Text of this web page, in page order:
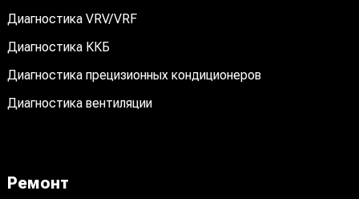
Диагностика VRV/VRF
Диагностика ККБ
Диагностика прецизионных кондиционеров
Диагностика вентиляции
Ремонт